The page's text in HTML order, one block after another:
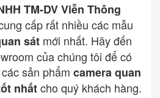
TM-DV Viễn Thông
cấp rất nhiều các mẫu
sát mới nhất. Hãy đến
của chúng tôi để có
sản phẩm camera quan
nhấtcho quý khách hàng.